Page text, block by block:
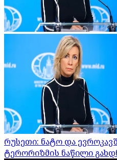
რუსეთი: ნატო და
ტერორიზმის ნაწილი